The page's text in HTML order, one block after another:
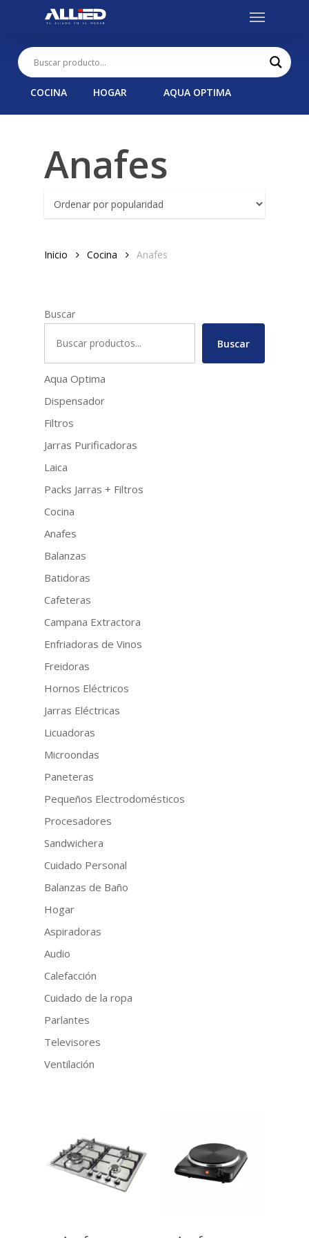
content
Menu
COCINA HOGAR AQUA OPTIMA
Anafes
Inicio Cocina Anafes
Buscar
Buscar
Aqua Optima
Dispensador
Filtros
Jarras Purificadoras
Laica
Packs Jarras + Filtros
Cocina
Anafes
Balanzas
Batidoras
Cafeteras
Campana Extractora
Enfriadoras de Vinos
Freidoras
Hornos Eléctricos
Jarras Eléctricas
Licuadoras
Microondas
Paneteras
Pequeños Electrodomésticos
Procesadores
Sandwichera
Cuidado Personal
Balanzas de Baño
Hogar
Aspiradoras
Audio
Calefacción
Cuidado de la ropa
Parlantes
Televisores
Ventilación